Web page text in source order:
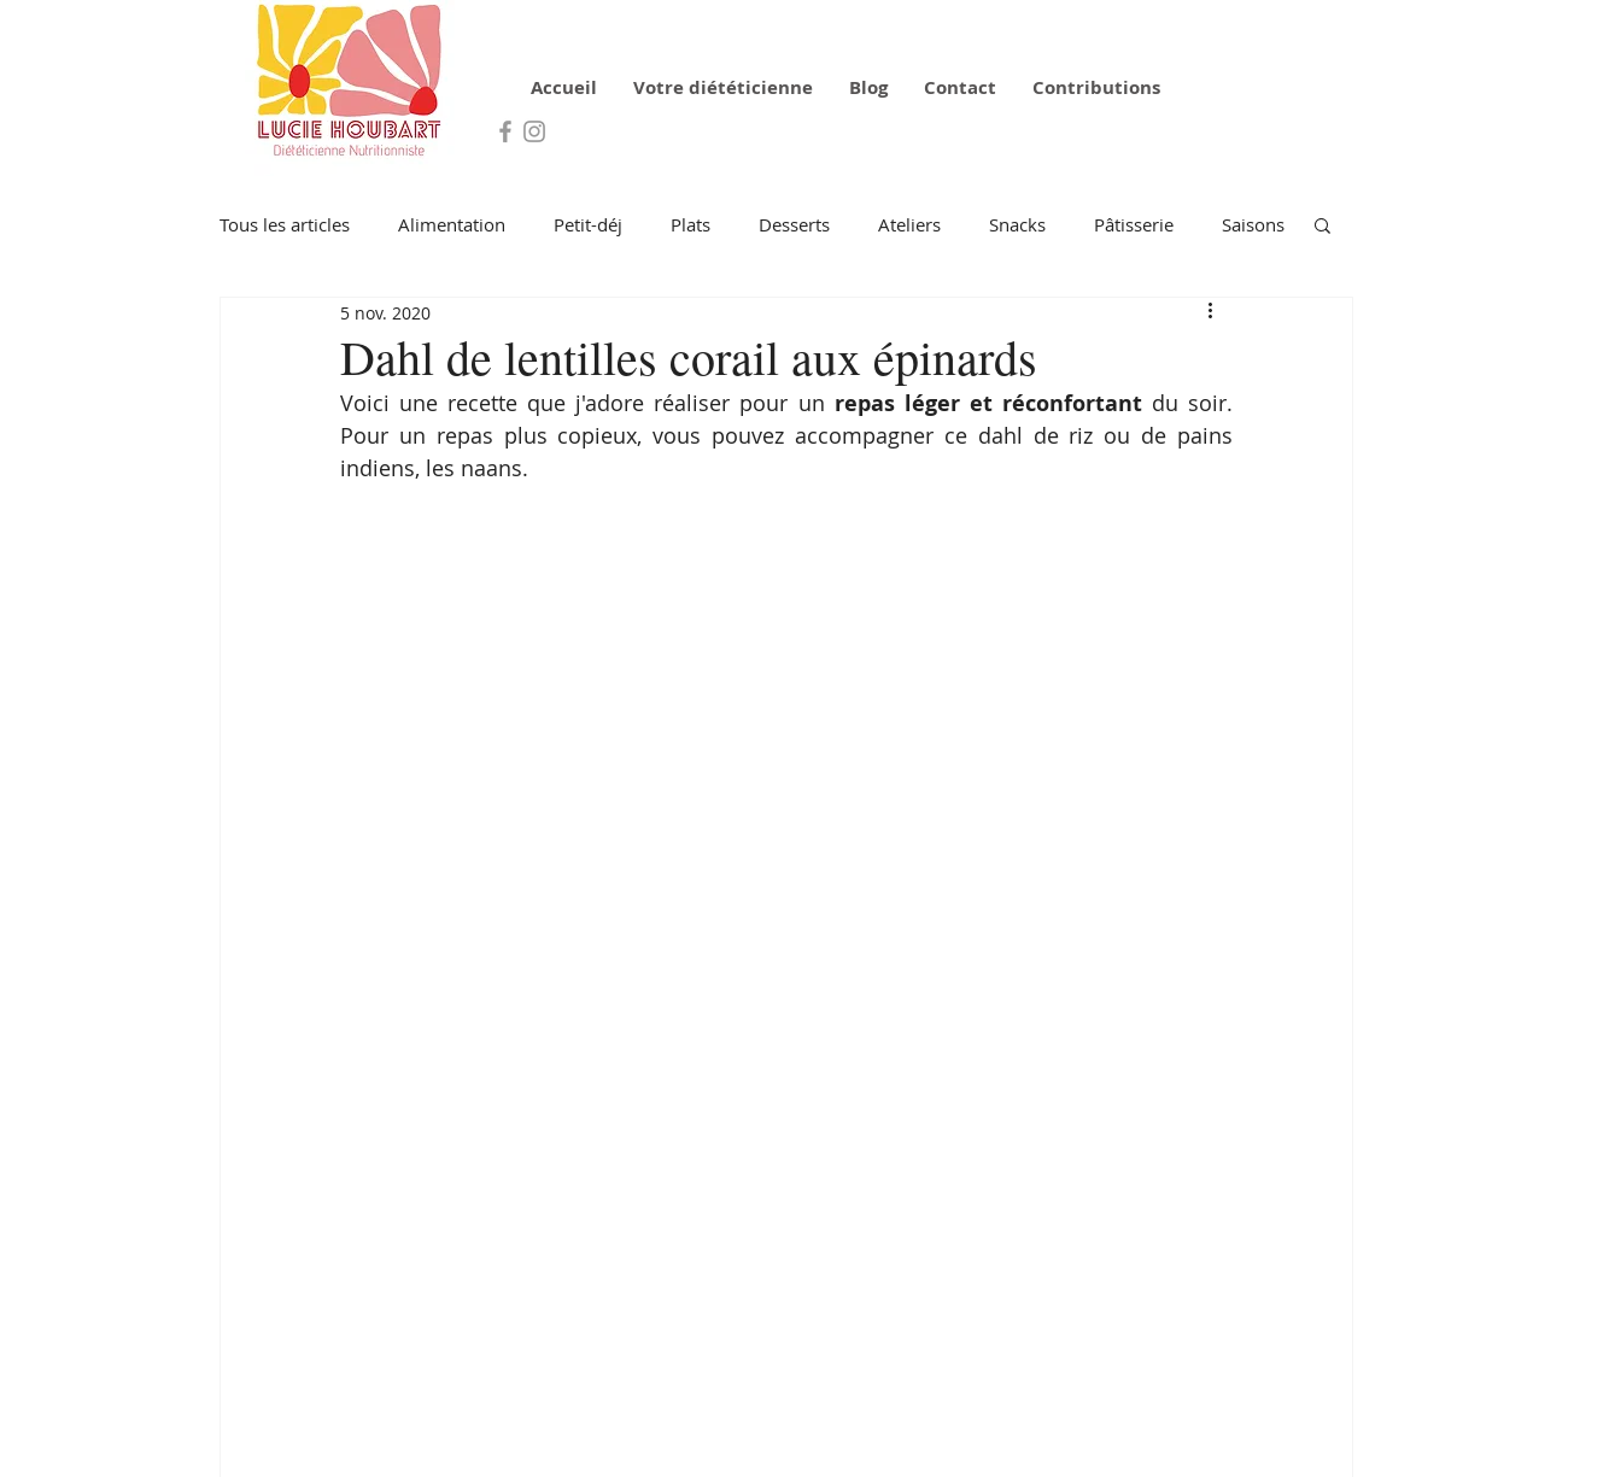
Accueil Votre diététicienne Blog Contact Contributions
Tous les articles Alimentation Petit-déj Plats Desserts Ateliers Snacks Pâtisserie Saisons
Dahl de lentilles corail aux épinards
5 nov. 2020
Voici une recette que j'adore réaliser pour un repas léger et réconfortant du soir.
Pour un repas plus copieux, vous pouvez accompagner ce dahl de riz ou de pains
indiens, les naans.